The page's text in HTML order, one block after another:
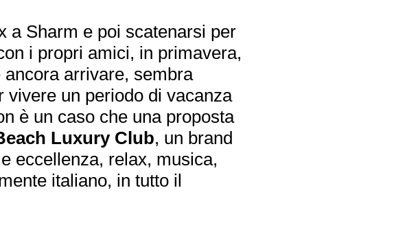
a Sharm e poi scatenarsi per
i propri amici, in primavera,
arrivare, sembra
vivere un periodo di vacanza
è un caso che una proposta
Luxury Club, un brand
eccellenza, relax, musica,
italiano, in tutto il